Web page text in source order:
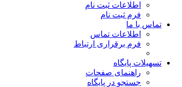
اطلاعات ثبت نام
فرم ثبت نام
تماس با ما
اطلاعات تماس
فرم برقراری ارتباط
تسهیلات پایگاه
راهنمای صفحات
جستجو در پایگاه